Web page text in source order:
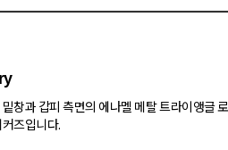
Summary
창과 갑피 측면의 에나멜 메탈 트라이앵글
즈입니다.